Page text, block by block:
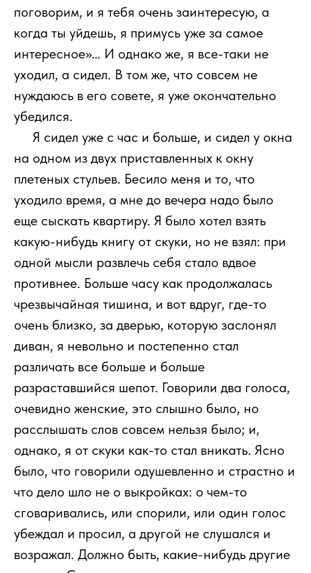
поговорим, и я тебя очень заинтересую, а
когда ты уйдешь, я примусь уже за самое
интересное»… И однако же, я все-таки не
уходил, а сидел. В том же, что совсем не
нуждаюсь в его совете, я уже окончательно
убедился.
Я сидел уже с час и больше, и сидел у окна
на одном из двух приставленных к окну
плетеных стульев. Бесило меня и то, что
уходило время, а мне до вечера надо было
еще сыскать квартиру. Я было хотел взять
какую-нибудь книгу от скуки, но не взял: при
одной мысли развлечь себя стало вдвое
противнее. Больше часу как продолжалась
чрезвычайная тишина, и вот вдруг, где-то
очень близко, за дверью, которую заслонял
диван, я невольно и постепенно стал
различать все больше и больше
разраставшийся шепот. Говорили два голоса,
очевидно женские, это слышно было, но
расслышать слов совсем нельзя было; и,
однако, я от скуки как-то стал вникать. Ясно
было, что говорили одушевленно и страстно и
что дело шло не о выкройках: о чем-то
сговаривались, или спорили, или один голос
убеждал и просил, а другой не слушался и
возражал. Должно быть, какие-нибудь другие